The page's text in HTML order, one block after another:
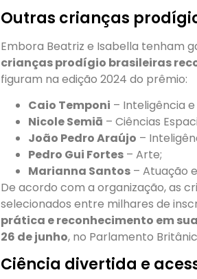
Outras crianças
Embora Beatriz e Isabella tenham
crianças prodígio brasileiras
figuram na edição 2024 do prêmio:
Caio Temponi – Inteligência
Nicole Semiā – Ciências
João Pedro Araújo –
Pedro Gui Fortes – Arte;
Marianna Santos – Atuação
De acordo com a organização, as
selecionados entre milhares de
prática e reconhecimento em
26 de junho, no Parlamento
Ciência divertida e